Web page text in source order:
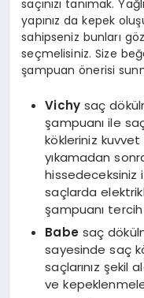
saçınızı tanımak.
yapınız da kepek
sahipseniz bunları
seçmelisiniz. Size
şampuan önerisi
Vichy saç
şampuanı ile
kökleriniz
yıkamadan
hissedeceksiniz
saçlarda
şampuanı
Babesaç
sayesinde saç
saçlarınız şekil
ve